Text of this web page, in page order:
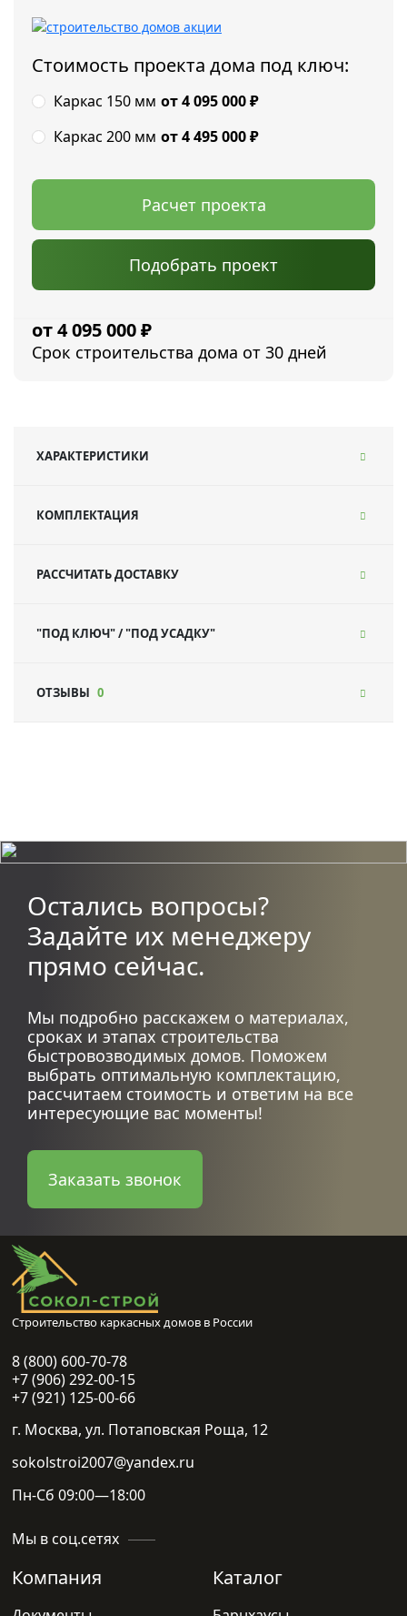
Стоимость проекта дома под ключ:
Каркас 150 мм от 4 095 000₽
Каркас 200 мм от 4 495 000₽
Расчет проекта
Подобрать проект
4 095 000₽
Срок строительства дома от 30 дней
ХАРАКТЕРИСТИКИ
КОМПЛЕКТАЦИЯ
РАССЧИТАТЬ ДОСТАВКУ
"ПОД КЛЮЧ" / "ПОД УСАДКУ"
ОТЗЫВЫ 0
Остались вопросы?
Задайте их менеджеру
прямо сейчас.
Мы подробно расскажем о материалах,
сроках и этапах строительства
быстровозводимых домов. Поможем
выбрать оптимальную комплектацию,
рассчитаем стоимость и ответим на все
интересующие вас моменты!
Заказать звонок
Строительство каркасных домов в России
8 (800) 600-70-78
+7 (906) 292-00-15
+7 (921) 125-00-66
г. Москва, ул. Потаповская Роща, 12
sokolstroi2007@yandex.ru
Пн-Сб 09:00—18:00
Мы в соц.сетях
Компания Каталог